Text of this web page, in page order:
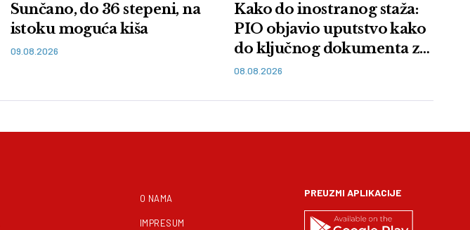
Sunčano, do 36 stepeni, na
istoku moguća kiša
09.08.2026
Kako do inostranog staža:
PIO objavio uputstvo kako
do ključnog dokumenta za
penziju
08.08.2026
O NAMA
IMPRESUM
PREUZMI APLIKACIJE